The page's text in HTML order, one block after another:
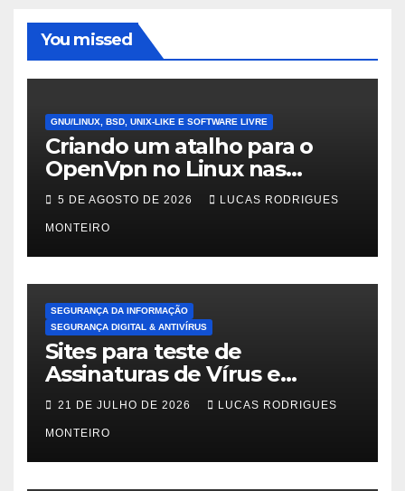
You missed
GNU/LINUX, BSD, UNIX-LIKE E SOFTWARE LIVRE
Criando um atalho para o
OpenVpn no Linux nas
distros Debian, ubuntu e
5 DE AGOSTO DE 2026 LUCAS RODRIGUES
MONTEIRO
SEGURANÇA DA INFORMAÇÃO
SEGURANÇA DIGITAL & ANTIVÍRUS
Sites para teste de
Assinaturas de Vírus e
Malwares
21 DE JULHO DE 2026 LUCAS RODRIGUES
MONTEIRO